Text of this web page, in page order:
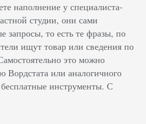
наполнение у специалиста-
студии, они сами
запросы, то есть те фразы, по
ищут товар или сведения по
это можно
Вордстата или аналогичного
бесплатные инструменты. С